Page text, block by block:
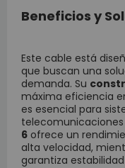
Beneficios y
Este cable está
que buscan una
demanda. Su
máxima eficiencia
es esencial para
telecomunicaciones
6 ofrece un
alta velocidad,
garantiza